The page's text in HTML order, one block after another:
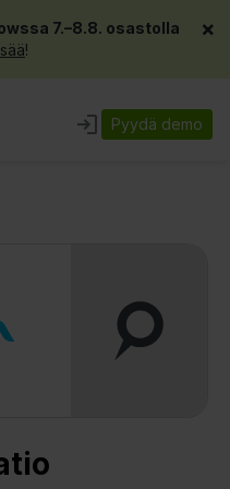
7.–8.8. osastolla
!
×
Pyydä demo